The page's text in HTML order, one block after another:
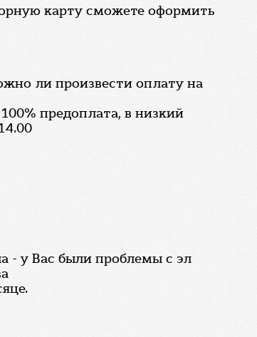
карту сможете оформить
ли произвести оплату на
предоплата, в низкий
- у Вас были проблемы с эл